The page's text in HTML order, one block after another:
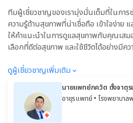
ทีมผู้เชี่ยวชาญของเรามุ่งมั่นเต็มที่ในกา
ความรู้ด้านสุขภาพที่น่าเชื่อถือ เข้าใจง่าย
ให้คำแนะนำในการดูแลสุขภาพกับคุณเส
เลือกที่ดีต่อสุขภาพ และใช้ชีวิตได้อย่างมีค
ดูผู้เชี่ยวชาญเพิ่มเติม
นายแพทย์ภควัต ตั้งจาตุ
อายุรแพทย์• โรงพยาบาล